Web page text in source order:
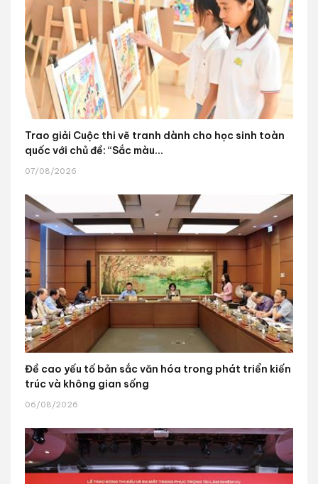
Trao giải Cuộc thi vẽ tranh dành cho học sinh toàn
quốc với chủ đề: “Sắc màu...
07/08/2026
Đề cao yếu tố bản sắc văn hóa trong phát triển kiến
trúc và không gian sống
06/08/2026